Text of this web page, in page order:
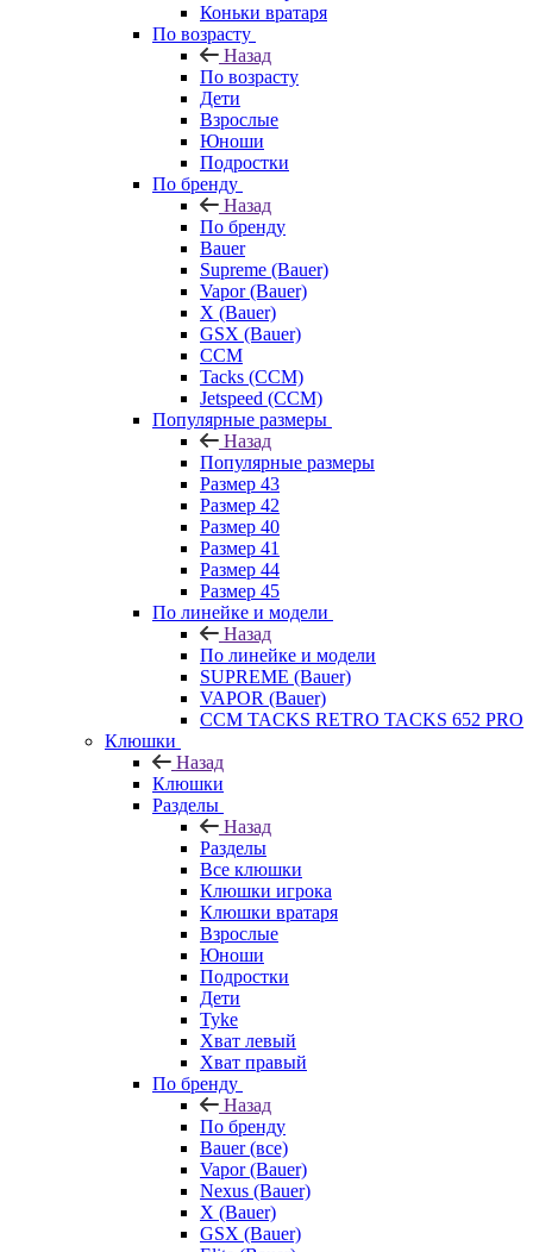
Коньки вратаря
По возрасту
Назад
По возрасту
Дети
Взрослые
Юноши
Подростки
По бренду
Назад
По бренду
Bauer
Supreme (Bauer)
Vapor (Bauer)
X (Bauer)
GSX (Bauer)
CCM
Tacks (CCM)
Jetspeed (CCM)
Популярные размеры
Назад
Популярные размеры
Размер 43
Размер 42
Размер 40
Размер 41
Размер 44
Размер 45
По линейке и модели
Назад
По линейке и модели
SUPREME (Bauer)
VAPOR (Bauer)
CCM TACKS RETRO TACKS 652 PRO
Клюшки
Назад
Клюшки
Разделы
Назад
Разделы
Все клюшки
Клюшки игрока
Клюшки вратаря
Взрослые
Юноши
Подростки
Дети
Tyke
Хват левый
Хват правый
По бренду
Назад
По бренду
Bauer (все)
Vapor (Bauer)
Nexus (Bauer)
X (Bauer)
GSX (Bauer)